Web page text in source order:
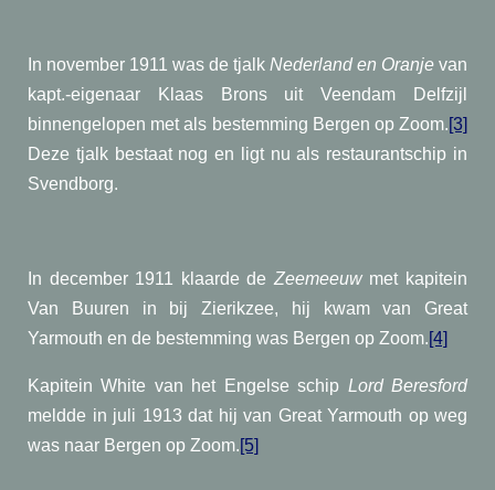
In november 1911 was de tjalk Nederland en Oranje van
kapt.-eigenaar Klaas Brons uit Veendam Delfzijl
binnengelopen met als bestemming Bergen op Zoom.[3]
Deze tjalk bestaat nog en ligt nu als restaurantschip in
Svendborg.
In december 1911 klaarde de Zeemeeuwmet kapitein
Van Buuren in bij Zierikzee, hij kwam van Great
Yarmouth en de bestemming was Bergen op Zoom.[4]
Kapitein White van het Engelse schip Lord Beresford
meldde in juli 1913 dat hij van Great Yarmouth op weg
was naar Bergen op Zoom.[5]